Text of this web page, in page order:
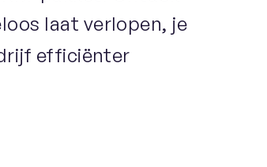
laat verlopen, je
efficiënter